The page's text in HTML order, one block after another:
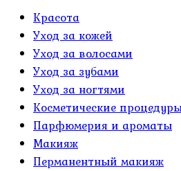
Красота
Уход за кожей
Уход за волосами
Уход за зубами
Уход за ногтями
Косметические
Парфюмерия и ароматы
Макияж
Перманентный макияж